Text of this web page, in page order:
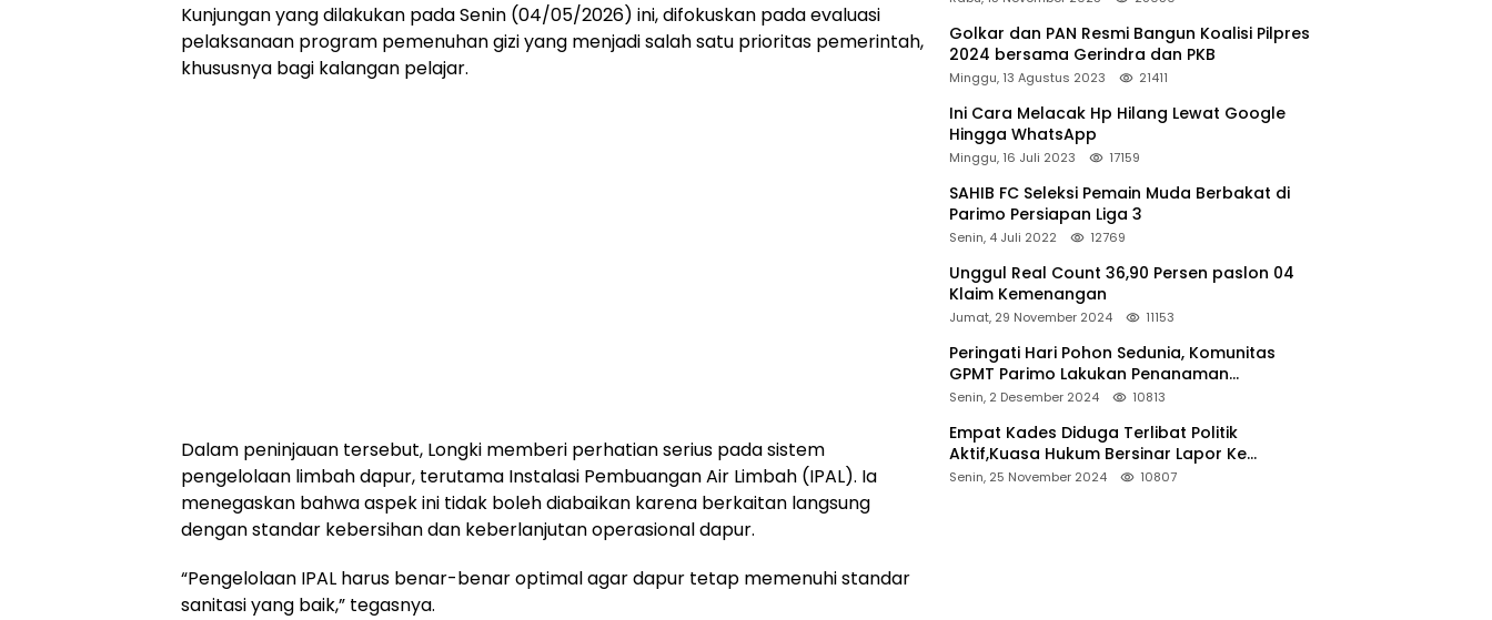
Kunjungan yang dilakukan pada Senin (04/05/2026) ini, difokuskan pada evaluasi
pelaksanaan program pemenuhan gizi yang menjadi salah satu prioritas pemerintah,
khususnya bagi kalangan pelajar.
Dalam peninjauan tersebut, Longki memberi perhatian serius pada sistem
pengelolaan limbah dapur, terutama Instalasi Pembuangan Air Limbah (IPAL). Ia
menegaskan bahwa aspek ini tidak boleh diabaikan karena berkaitan langsung
dengan standar kebersihan dan keberlanjutan operasional dapur.
“Pengelolaan IPAL harus benar-benar optimal agar dapur tetap memenuhi standar
sanitasi yang baik,” tegasnya.
Golkar dan PAN Resmi Bangun Koalisi Pilpres
2024 bersama Gerindra dan PKB
Minggu, 13 Agustus 2023 21411
Ini Cara Melacak Hp Hilang Lewat Google
Hingga WhatsApp
Minggu, 16 Juli 2023 17159
SAHIB FC Seleksi Pemain Muda Berbakat di
Parimo Persiapan Liga 3
Senin, 4 Juli 2022 12769
Unggul Real Count 36,90 Persen paslon 04
Klaim Kemenangan
Jumat, 29 November 2024 11153
Peringati Hari Pohon Sedunia, Komunitas
GPMT Parimo Lakukan Penanaman
Manggrove
Senin, 2 Desember 2024 10813
Empat Kades Diduga Terlibat Politik
Aktif,Kuasa Hukum Bersinar Lapor Ke
Bawaslu Parimo
Senin, 25 November 2024 10807